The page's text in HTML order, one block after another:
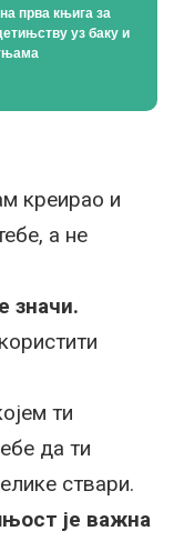
прва књига за
уз баку и
креирао и
а не
значи.
ти
да ти
ствари.
је важна